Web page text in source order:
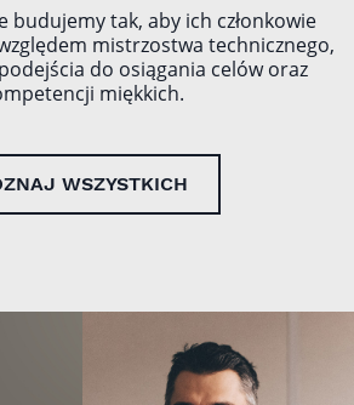
budujemy tak, aby ich członkowie
mistrzostwa technicznego,
do osiągania celów oraz
miękkich.
WSZYSTKICH